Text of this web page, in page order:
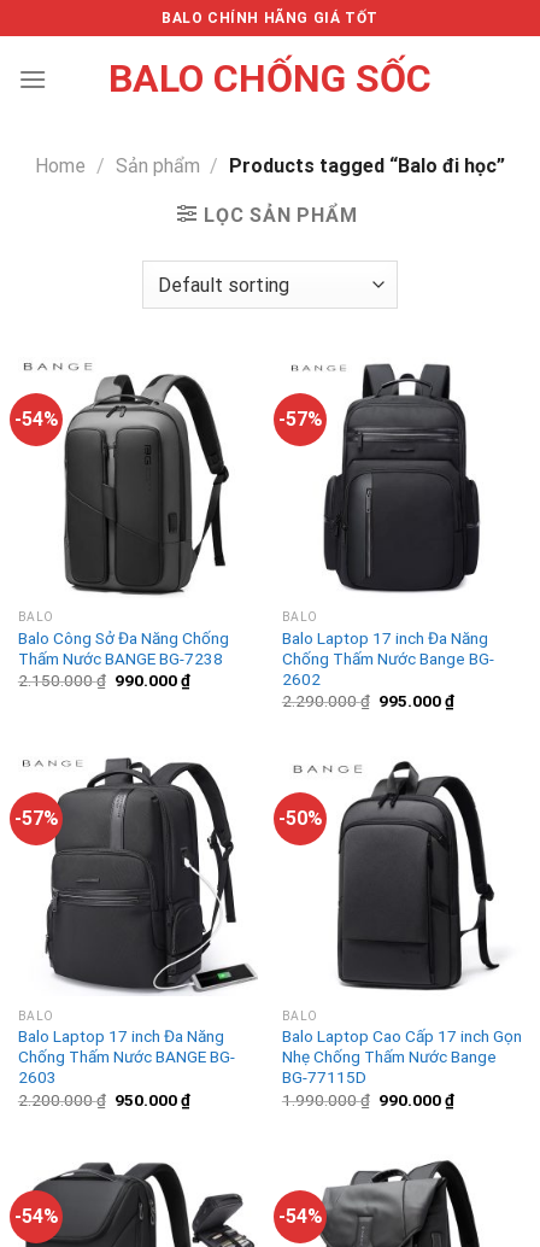
to
content
BALO CHÍNH HÃNG GIÁ TỐT
BALO CHỐNG SỐC
Home / Sản phẩm / Products tagged “Balo đi học”
LỌC SẢN PHẨM
-54%
BALO
Balo Công Sở Đa Năng Chống
Thấm Nước BANGE BG-7238
2.150.000₫ 990.000₫
-57%
BALO
Balo Laptop 17 inch Đa Năng
Chống Thấm Nước Bange BG-
2602
2.290.000₫ 995.000₫
-57%
BALO
Balo Laptop 17 inch Đa Năng
Chống Thấm Nước BANGE BG-
2603
2.200.000₫ 950.000₫
-50%
BALO
Balo Laptop Cao Cấp 17 inch Gọn
Nhẹ Chống Thấm Nước Bange
BG-77115D
1.990.000₫ 990.000₫
-54% -54%